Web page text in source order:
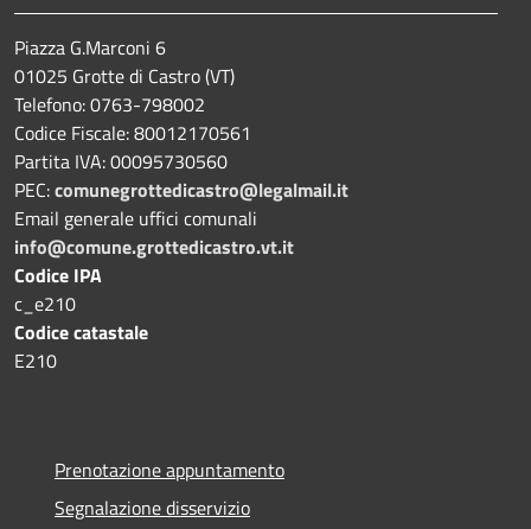
Piazza G.Marconi 6
01025 Grotte di Castro (VT)
Telefono: 0763-798002
Codice Fiscale: 80012170561
Partita IVA: 00095730560
PEC:comunegrottedicastro@legalmail.it
Email generale uffici comunali
info@comune.grottedicastro.vt.it
Codice IPA
c_e210
Codice catastale
E210
Prenotazione appuntamento
Segnalazione disservizio